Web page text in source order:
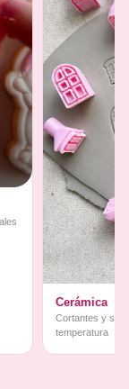
Cerámica
Cortantes y
temperatura